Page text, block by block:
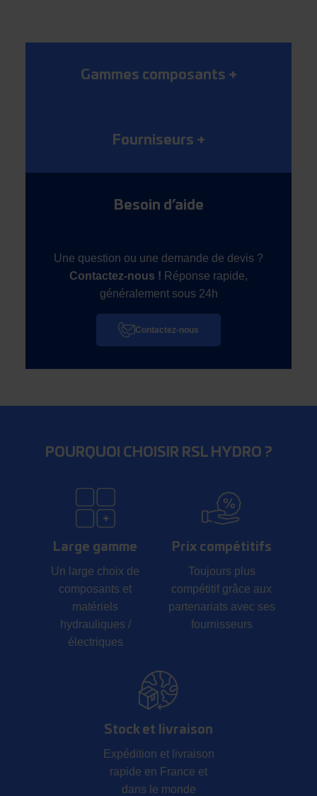
Gammes composants +
Fourniseurs +
Besoin d’aide
Une question ou une demande de devis ?
Contactez-nous ! Réponse rapide,
généralement sous 24h
Contactez-nous
POURQUOI CHOISIR RSL HYDRO ?
Large gamme
Un large choix de
composants et
matériels
hydrauliques /
électriques
Prix compétitifs
Toujours plus
compétitif grâce aux
partenariats avec ses
fournisseurs
Stock et livraison
Expédition et livraison
rapide en France et
dans le monde